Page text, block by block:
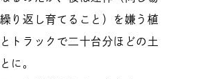
り返し育てること）を嫌う植
トラックで二十台分ほどの土
に。